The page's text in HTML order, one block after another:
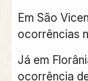
Em São
ocorrências
Já em
ocorrência